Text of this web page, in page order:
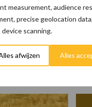
measurement, audience
precise geolocation
scanning.
afwijzen Alles